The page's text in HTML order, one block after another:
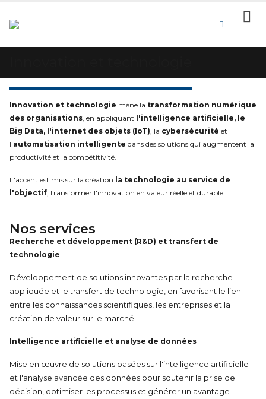
Innovation et technologie mène la transformation numérique
des organisations , en appliquant l'intelligence artificielle, le
Big Data, l'internet des objets (IoT) , la cybersécurité et
l'automatisation intelligente dans des solutions qui augmentent la
productivité et la compétitivité.
L'accent est mis sur la création la technologie au service de
l'objectif , transformer l'innovation en valeur réelle et durable.
Nos services
Recherche et développement (R&D) et transfert de
technologie
Développement de solutions innovantes par la recherche
appliquée et le transfert de technologie, en favorisant le lien
entre les connaissances scientifiques, les entreprises et la
création de valeur sur le marché.
Intelligence artificielle et analyse de données
Mise en œuvre de solutions basées sur l'intelligence artificielle
et l'analyse avancée des données pour soutenir la prise de
décision, optimiser les processus et générer un avantage